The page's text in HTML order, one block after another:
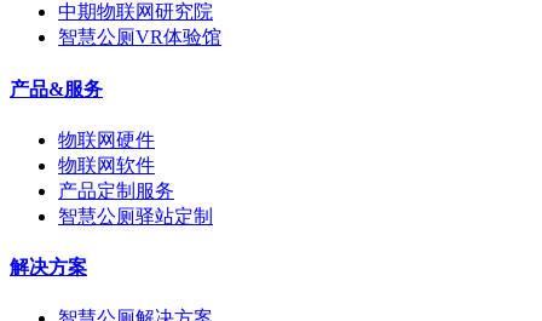
中期物联网研究院
智慧公厕VR体验馆
产品&服务
物联网硬件
物联网软件
产品定制服务
智慧公厕驿站定制
解决方案